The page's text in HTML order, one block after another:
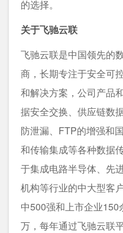
的选择。
关于飞驰云联
飞驰云联是中国领先的
商，长期专注于安全可
和解决方案，公司产品
据安全交换、供应链数
防泄漏、FTP的增强和
和传输集成等各种数据
于集成电路半导体、先
机构等行业的中大型客
中500强和上市企业150
万，每年通过飞驰云联